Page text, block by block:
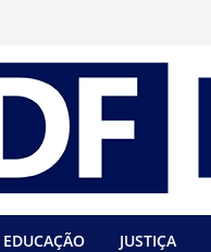
EDUCAÇÃO JUSTIÇA